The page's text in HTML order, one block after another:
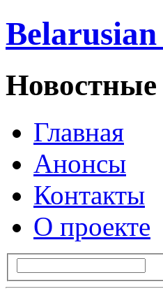
Belarusian
Новостные
Главная
Анонсы
Контакты
О проекте